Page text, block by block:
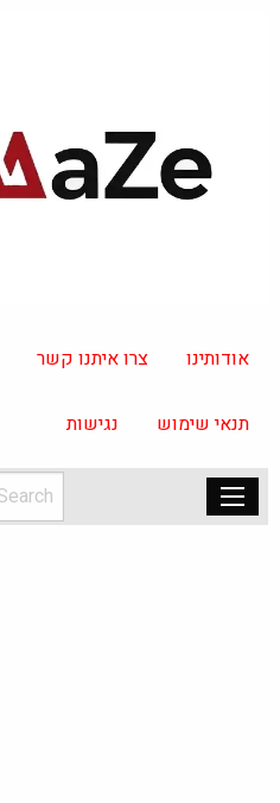
אודותינו צרו איתנו קשר
תנאי שימוש נגישות